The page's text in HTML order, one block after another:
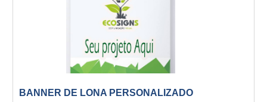
BANNER DE LONA PERSONALIZADO